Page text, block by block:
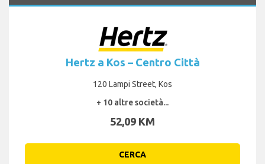
Hertz a Kos – Centro Città
120 Lampi Street, Kos
+ 10 altre società...
52,09 KM
CERCA